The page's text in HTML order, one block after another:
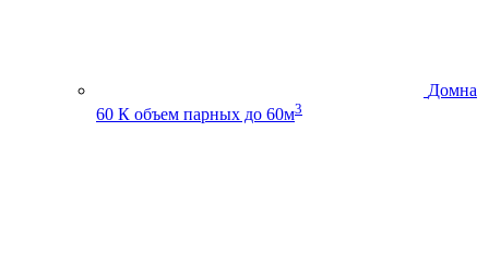
Домна
60 К объем парных до 60м3